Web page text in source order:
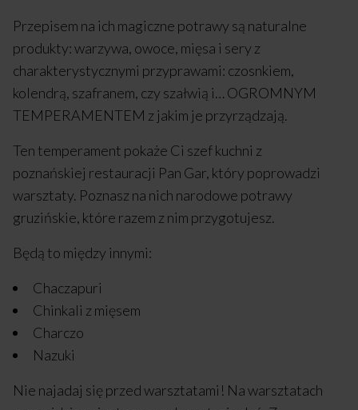
Przepisem na ich magiczne potrawy są naturalne
produkty: warzywa, owoce, mięsa i sery z
charakterystycznymi przyprawami: czosnkiem,
kolendrą, szafranem, czy szałwią i… OGROMNYM
TEMPERAMENTEM z jakim je przyrządzają.
Ten temperament pokaże Ci szef kuchni z
poznańskiej restauracji Pan Gar, który poprowadzi
warsztaty. Poznasz na nich narodowe potrawy
gruzińskie, które razem z nim przygotujesz.
Będą to między innymi:
Chaczapuri
Chinkali z mięsem
Charczo
Nazuki
Nie najadaj się przed warsztatami! Na warsztatach